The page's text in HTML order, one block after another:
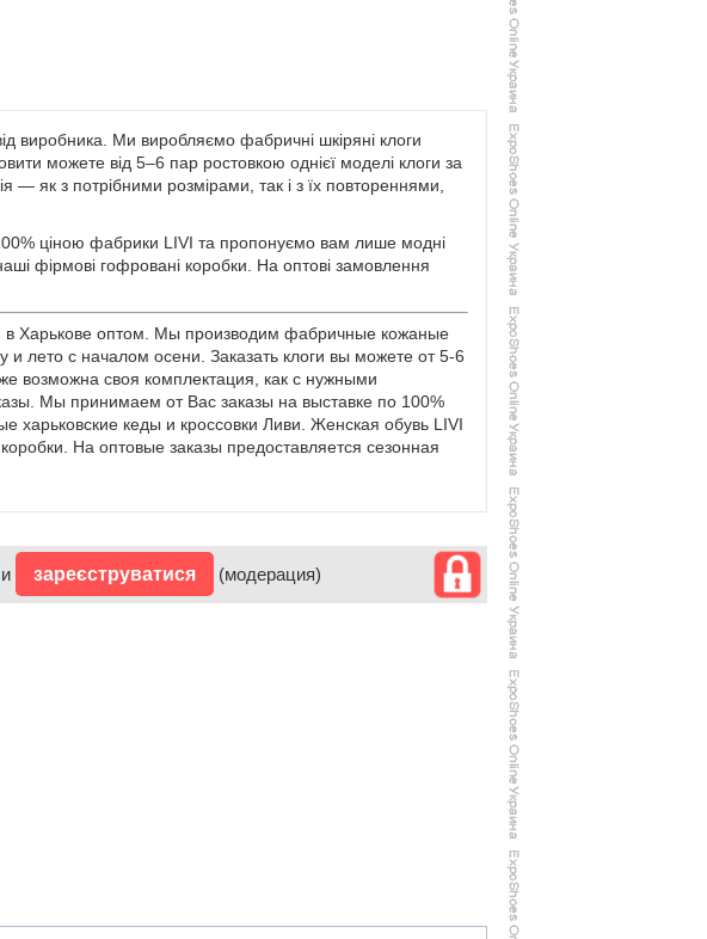
виробника. Ми виробляємо фабричні шкіряні клоги
можете від 5–6 пар ростовкою однієї моделі клоги за
як з потрібними розмірами, так і з їх повтореннями,
ціною фабрики LIVI та пропонуємо вам лише модні
фірмові гофровані коробки. На оптові замовлення
в Харькове оптом. Мы производим фабричные кожаные
и лето с началом осени. Заказать клоги вы можете от 5-6
возможна своя комплектация, как с нужными
Мы принимаем от Вас заказы на выставке по 100%
кеды и кроссовки Ливи. Женская обувь LIVI
На оптовые заказы предоставляется сезонная
зареєструватися (модерация)